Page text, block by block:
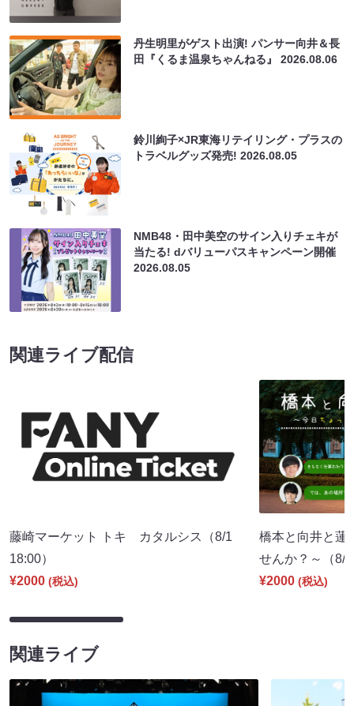
丹生明里がゲスト出演! パンサー向井＆長
田『くるま温泉ちゃんねる』2026.08.06
鈴川絢子×JR東海リテイリング・プラスの
トラベルグッズ発売!2026.08.05
NMB48・田中美空のサイン入りチェキが
当たる! dバリューパスキャンペーン開催
2026.08.05
関連ライブ配信
藤崎マーケット トキ カタルシス（8/1
18:00）
¥2000 (税込)
橋本と向井と蓮
せんか？～（
¥2000 (税込)
関連ライブ